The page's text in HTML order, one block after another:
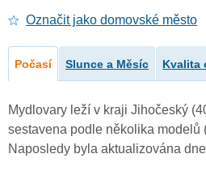
Označit jako domovské město
Počasí Slunce a Měsíc Kvalita
Mydlovary leží v kraji Jihočeský
sestavena podle několika modelů
Naposledy byla aktualizována